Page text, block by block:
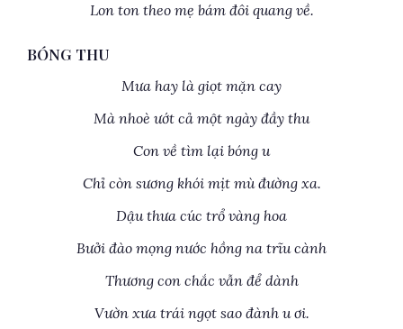
Lon ton theo mẹ bám đôi quang về.
BÓNG THU
Mưa hay là giọt mặn cay
Mà nhoè ướt cả một ngày đầy thu
Con về tìm lại bóng u
Chỉ còn sương khói mịt mù đường xa.
Dậu thưa cúc trổ vàng hoa
Bưởi đào mọng nước hồng na trĩu cành
Thương con chắc vẫn để dành
Vườn xưa trái ngọt sao đành u ơi.